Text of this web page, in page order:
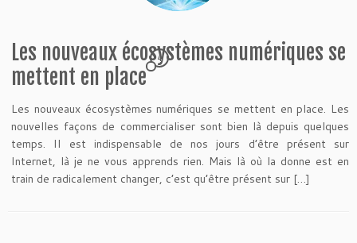
Les nouveaux écosystèmes numériques se
mettent en place
4
Les nouveaux écosystèmes numériques se mettent en place. Les
nouvelles façons de commercialiser sont bien là depuis quelques
temps. Il est indispensable de nos jours d’être présent sur
Internet, là je ne vous apprends rien. Mais là où la donne est en
train de radicalement changer, c’est qu’être présent sur […]